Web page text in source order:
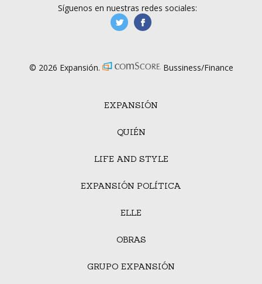
EXPANSIÓN
QUIÉN
LIFE AND STYLE
EXPANSIÓN POLÍTICA
ELLE
OBRAS
GRUPO EXPANSIÓN
Síguenos en nuestras redes sociales:
manufacturaGE
© 2026 Expansión. Bussiness/Finance